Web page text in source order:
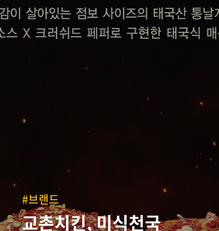
#브랜드
교촌치킨, 미식천국